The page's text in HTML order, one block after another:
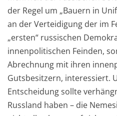
der Regel um „Bauern in
an der Verteidigung der im
„ersten“ russischen
innenpolitischen Feinden,
Abrechnung mit ihren
Gutsbesitzern, interessiert.
Entscheidung sollte
Russland haben – die